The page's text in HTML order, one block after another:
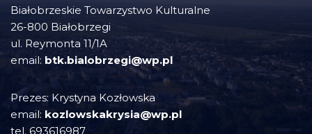
Białobrzeskie Towarzystwo Kulturalne
26-800 Białobrzegi
ul. Reymonta 11/1A
email: btk.bialobrzegi@wp.pl
Prezes: Krystyna Kozłowska
email: kozlowskakrysia@wp.pl
tel. 693616987